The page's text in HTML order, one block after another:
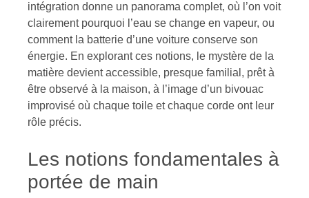
intégration donne un panorama complet, où l’on voit
clairement pourquoi l’eau se change en vapeur, ou
comment la batterie d’une voiture conserve son
énergie. En explorant ces notions, le mystère de la
matière devient accessible, presque familial, prêt à
être observé à la maison, à l’image d’un bivouac
improvisé où chaque toile et chaque corde ont leur
rôle précis.
Les notions fondamentales à
portée de main